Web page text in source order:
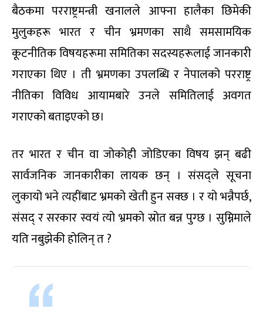
बैठकमा परराष्ट्रमन्त्री खनालले आफ्ना हालैका छिमेकी
मुलुकहरू भारत र चीन भ्रमणका साथै समसामयिक
कूटनीतिक विषयहरूमा समितिका सदस्यहरूलाई जानकारी
गराएका थिए । ती भ्रमणका उपलब्धि र नेपालको परराष्ट्र
नीतिका विविध आयामबारे उनले समितिलाई अवगत
गराएको बताइएको छ।
तर भारत र चीन वा जोकोही जोडिएका विषय झन् बढी
सार्वजनिक जानकारीका लायक छन् । संसद्ले सूचना
लुकायो भने त्यहींबाट भ्रमको खेती हुन सक्छ । र यो भन्नैपर्छ,
संसद् र सरकार स्वयं त्यो भ्रमको स्रोत बन्न पुग्छ । सुम्निमाले
यति नबुझेकी होलिन् त ?